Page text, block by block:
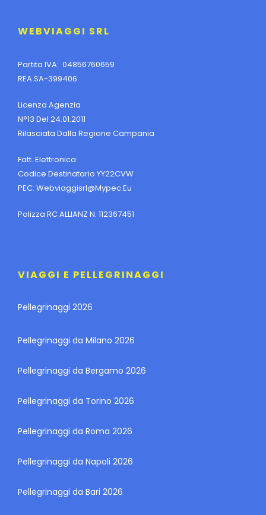
WEBVIAGGI SRL
Partita IVA: 04856760659
REA SA-399406
Licenza Agenzia
N°13 Del 24.01.2011
Rilasciata Dalla Regione Campania
Fatt. Elettronica:
Codice Destinatario YY22CVW
PEC: Webviaggisrl@mypec.eu
Polizza RC ALLIANZ N. 112367451
VIAGGI E PELLEGRINAGGI
Pellegrinaggi 2026
Pellegrinaggi da Milano 2026
Pellegrinaggi da Bergamo 2026
Pellegrinaggi da Torino 2026
Pellegrinaggi da Roma 2026
Pellegrinaggi da Napoli 2026
Pellegrinaggi da Bari 2026